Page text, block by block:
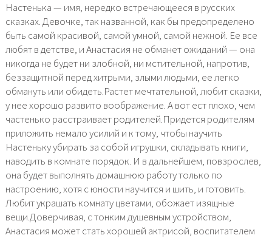
Настенька — имя, нередко встречающееся в русских
сказках. Девочке, так названной, как бы предопределено
быть самой красивой, самой умной, самой нежной. Ее все
любят в детстве, и Анастасия не обманет ожиданий — она
никогда не будет ни злобной, ни мстительной, напротив,
беззащитной перед хитрыми, злыми людьми, ее легко
обмануть или обидеть.Растет мечтательной, любит сказки,
у нее хорошо развито воображение. А вот ест плохо, чем
частенько расстраивает родителей.Придется родителям
приложить немало усилий и к тому, чтобы научить
Настеньку убирать за собой игрушки, складывать книги,
наводить в комнате порядок. И в дальнейшем, повзрослев,
она будет выполнять домашнюю работу только по
настроению, хотя с юности научится и шить, и готовить.
Любит украшать комнату цветами, обожает изящные
вещи.Доверчивая, с тонким душевным устройством,
Анастасия может стать хорошей актрисой, воспитателем